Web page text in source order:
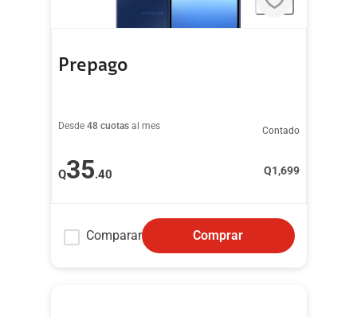
Prepago
Desde 48 cuotas al mes
Q35.40
Contado
Q1,699
Comparar Comprar